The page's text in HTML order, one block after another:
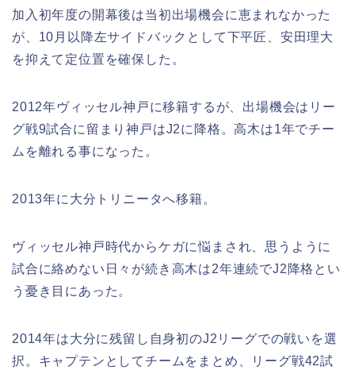
加入初年度の開幕後は当初出場機会に恵まれなかった
が、10月以降左サイドバックとして下平匠、安田理大
を抑えて定位置を確保した。
2012年ヴィッセル神戸に移籍するが、出場機会はリー
グ戦9試合に留まり神戸はJ2に降格。高木は1年でチー
ムを離れる事になった。
2013年に大分トリニータへ移籍。
ヴィッセル神戸時代からケガに悩まされ、思うように
試合に絡めない日々が続き高木は2年連続でJ2降格とい
う憂き目にあった。
2014年は大分に残留し自身初のJ2リーグでの戦いを選
択。キャプテンとしてチームをまとめ、リーグ戦42試